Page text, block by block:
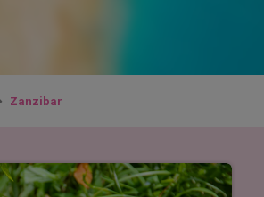
Zanzibar